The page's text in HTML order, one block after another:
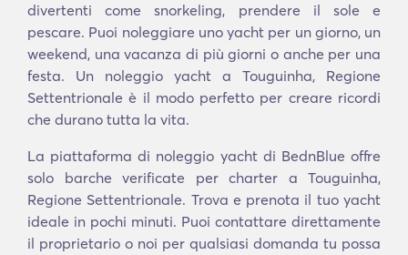
divertenti come snorkeling, prendere il sole e
pescare. Puoi noleggiare uno yacht per un giorno, un
weekend, una vacanza di più giorni o anche per una
festa. Un noleggio yacht a Touguinha, Regione
Settentrionale è il modo perfetto per creare ricordi
che durano tutta la vita.
La piattaforma di noleggio yacht di BednBlue offre
solo barche verificate per charter a Touguinha,
Regione Settentrionale. Trova e prenota il tuo yacht
ideale in pochi minuti. Puoi contattare direttamente
il proprietario o noi per qualsiasi domanda tu possa